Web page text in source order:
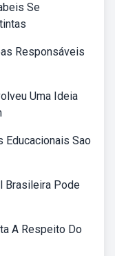
Se
Responsáveis
Uma Ideia
Educacionais Sao
Brasileira Pode
A Respeito Do